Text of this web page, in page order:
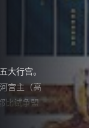
大行宫。
宫主（高
比试争盟
(黄杏秀